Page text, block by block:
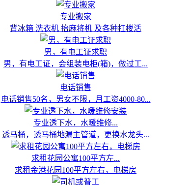
专业搬家
背冰箱 洗衣机 抬麻将机 及各种扛楼活
男，有电工证求职
男，有电工证，会组装电柜(箱)，做过工...
电话销售
电话销售50名，男女不限，月工资4000-80...
专业透下水，水暖维修...
透马桶，透马桶地漏主管道，更换水龙头...
求租花园公寓100平方左...
求租金港花园100平方左右，电梯房